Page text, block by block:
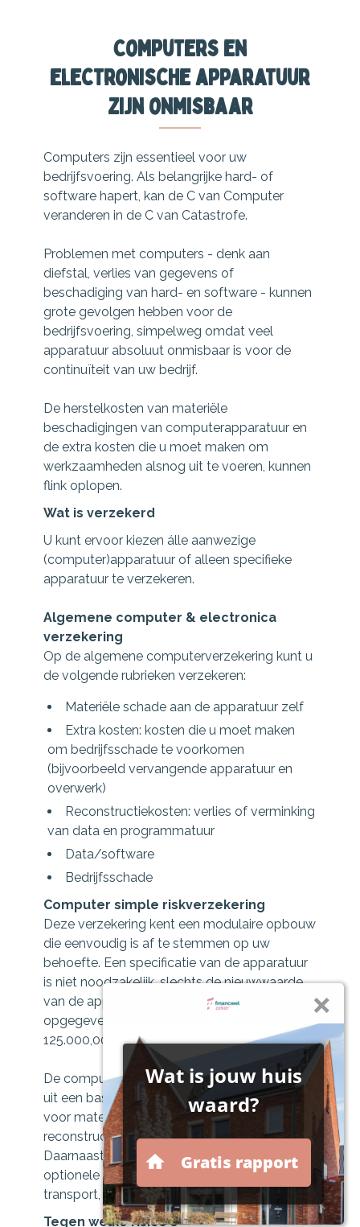
Computers en
electronische apparatuur
zijn onmisbaar
Computers zijn essentieel voor uw
bedrijfsvoering. Als belangrijke hard- of
software hapert, kan de C van Computer
veranderen in de C van Catastrofe.
Problemen met computers - denk aan
diefstal, verlies van gegevens of
beschadiging van hard- en software - kunnen
grote gevolgen hebben voor de
bedrijfsvoering, simpelweg omdat veel
apparatuur absoluut onmisbaar is voor de
continuïteit van uw bedrijf.
De herstelkosten van materiële
beschadigingen van computerapparatuur en
de extra kosten die u moet maken om
werkzaamheden alsnog uit te voeren, kunnen
flink oplopen.
Wat is verzekerd
U kunt ervoor kiezen álle aanwezige
(computer)apparatuur of alleen specifieke
apparatuur te verzekeren.
Algemene computer & electronica
verzekering
Op de algemene computerverzekering kunt u
de volgende rubrieken verzekeren:
Materiële schade aan de apparatuur zelf
Extra kosten: kosten die u moet maken
om bedrijfsschade te voorkomen
(bijvoorbeeld vervangende apparatuur en
overwerk)
Reconstructiekosten: verlies of verminking
van data en programmatuur
Data/software
Bedrijfsschade
Computer simple riskverzekering
Deze verzekering kent een modulaire opbouw
die eenvoudig is af te stemmen op uw
behoefte. Een specificatie van de apparatuur
is niet noodzakelijk, slechts de nieuwwaarde
van de apparatuur hoeft te worden
opgegeven tot een maximum van €
125.000,00.
De computer simple riskverzekering bestaat
uit een basismodule, waarin een dekking
voor materiële schade, extra kosten en
reconstructiekosten is opgenomen.
Daarnaast kan worden gekozen voor
optionele modules, zoals elektronica,
transport, eigen gebrek en data/software.
Tegen welke risico's